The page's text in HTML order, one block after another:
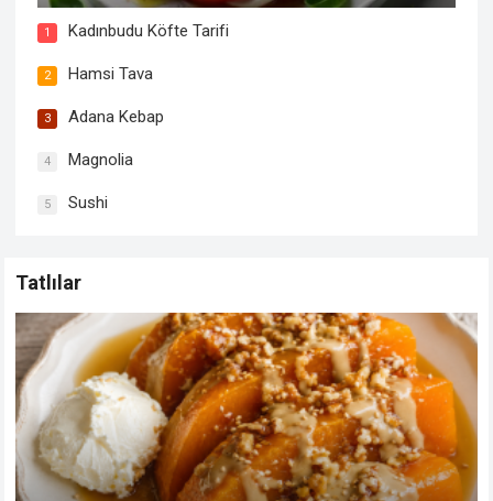
1 Kadınbudu Köfte Tarifi
2 Hamsi Tava
3 Adana Kebap
4 Magnolia
5 Sushi
Tatlılar